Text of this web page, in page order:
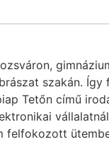
szakán.
Tetőn című